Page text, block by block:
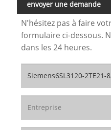
envoyer une demande
N'hésitez pas à faire
formulaire ci-dessous.
dans les 24 heures.